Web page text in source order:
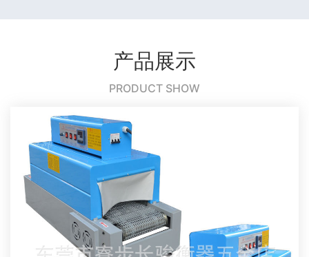
产品展示
PRODUCT SHOW